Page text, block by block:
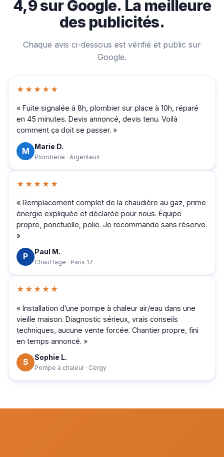
4,9 sur Google. La meilleure
des publicités.
Chaque avis ci-dessous est vérifié et public sur
Google.
★★★★★
« Fuite signalée à 8h, plombier sur place à 10h, réparé
en 45 minutes. Devis annoncé, devis tenu. Voilà
comment ça doit se passer. »
M Marie D.
Plomberie · Argenteuil
★★★★★
« Remplacement complet de la chaudière au gaz, prime
énergie expliquée et déclarée pour nous. Équipe
propre, ponctuelle, polie. Je recommande sans réserve.
»
P Paul M.
Chauffage · Paris 17
★★★★★
« Installation d’une pompe à chaleur air/eau dans une
vieille maison. Diagnostic sérieux, vrais conseils
techniques, aucune vente forcée. Chantier propre, fini
en temps annoncé. »
S Sophie L.
Pompe à chaleur · Cergy